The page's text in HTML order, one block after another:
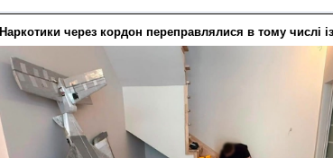
Наркотики через кордон переправлялися в тому числі